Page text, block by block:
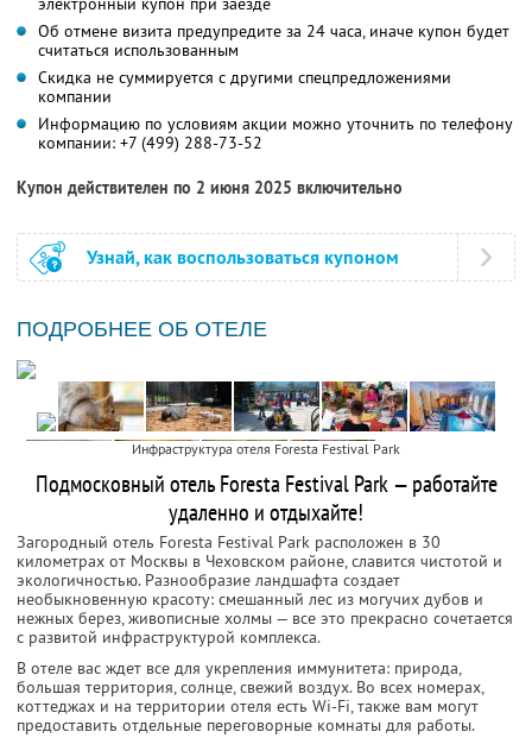
Об отмене визита предупредите за 24 часа, иначе купон будет
считаться использованным
Скидка не суммируется с другими спецпредложениями
компании
Информацию по условиям акции можно уточнить по телефону
компании: +7 (499) 288-73-52
Купон действителен по 2 июня 2025 включительно
Узнай, как воспользоваться купоном
ПОДРОБНЕЕ ОБ ОТЕЛЕ
Инфраструктура отеля Foresta Festival Park
Подмосковный отель Foresta Festival Park — работайте
удаленно и отдыхайте!
Загородный отель Foresta Festival Park расположен в 30
километрах от Москвы в Чеховском районе, славится чистотой и
экологичностью. Разнообразие ландшафта создает
необыкновенную красоту: смешанный лес из могучих дубов и
нежных берез, живописные холмы — все это прекрасно сочетается
с развитой инфраструктурой комплекса.
В отеле вас ждет все для укрепления иммунитета: природа,
большая территория, солнце, свежий воздух. Во всех номерах,
коттеджах и на территории отеля есть Wi-Fi, также вам могут
предоставить отдельные переговорные комнаты для работы.